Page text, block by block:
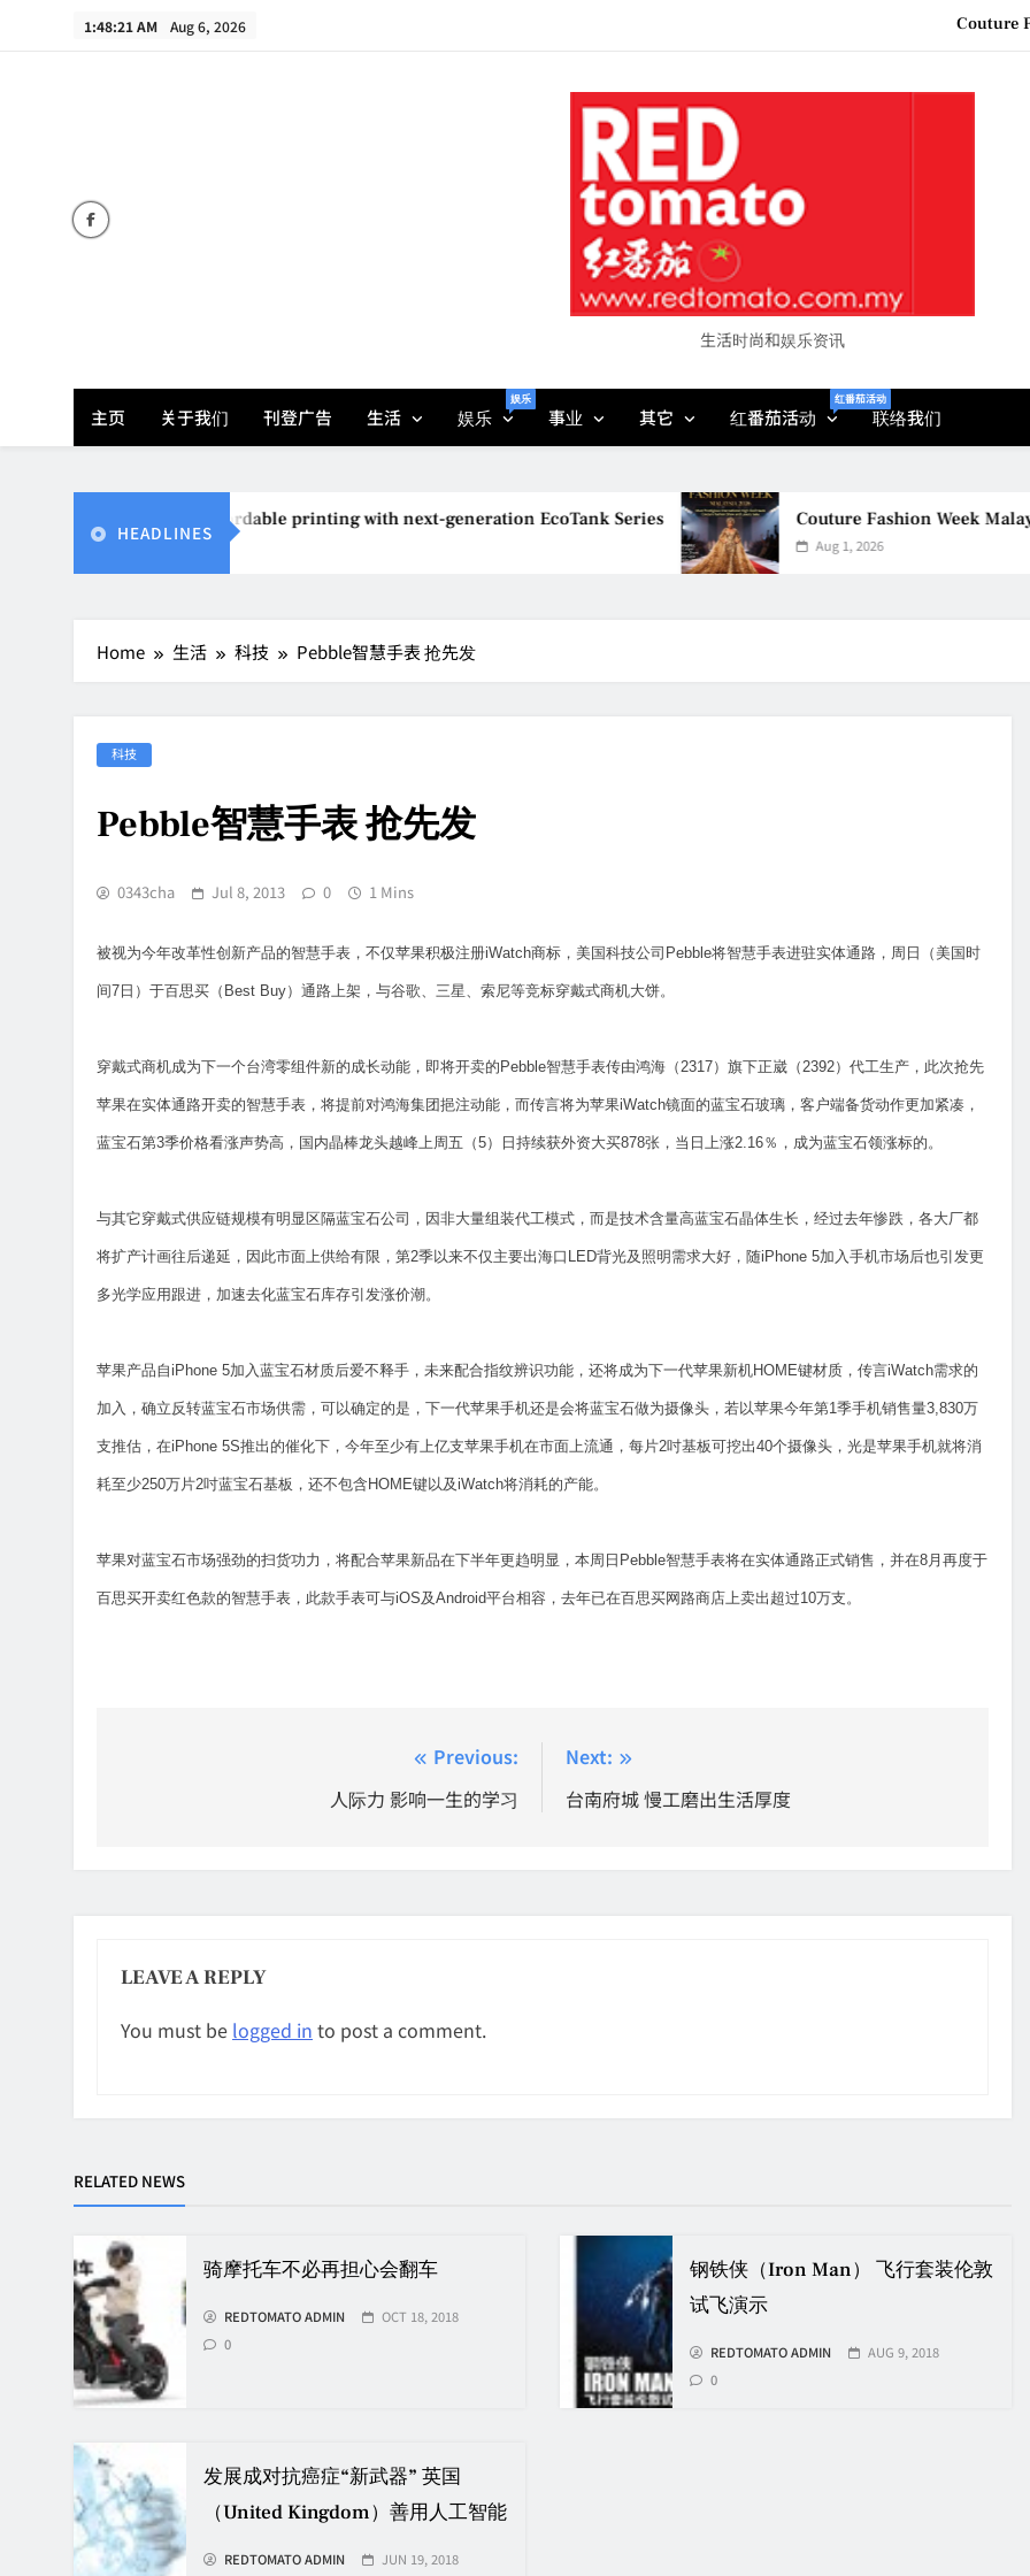
1:48:22 AM Aug 6, 2026 Couture
Couture
“See Her Heal – 1,000 Untold
2026 全国房地产大奖创
生活时尚和娱乐资讯
主页 关于我们 刊登广告 生活 娱乐
娱乐
事业 其它 红番茄活动
红番茄活动
联络我们
HEADLINES
Epson reinvents affordable printing with next-generation EcoTank Series
Aug 4, 2026
Couture Fashion Week
Aug 1, 2026
Home 生活 科技 Pebble智慧手表 抢先发
科技
Pebble智慧手表 抢先发
0343cha Jul 8, 2013 0 1 Mins
被视为今年改革性创新产品的智慧手表，不仅苹果积极注册iWatch商标，美国科技公司Pebble将智慧手表进驻实体通路，周日（美国时
间7日）于百思买（Best Buy）通路上架，与谷歌、三星、索尼等竞标穿戴式商机大饼。
穿戴式商机成为下一个台湾零组件新的成长动能，即将开卖的Pebble智慧手表传由鸿海（2317）旗下正崴（2392）代工生产，此次抢先
苹果在实体通路开卖的智慧手表，将提前对鸿海集团挹注动能，而传言将为苹果iWatch镜面的蓝宝石玻璃，客户端备货动作更加紧凑，
蓝宝石第3季价格看涨声势高，国内晶棒龙头越峰上周五（5）日持续获外资大买878张，当日上涨2.16％，成为蓝宝石领涨标的。
与其它穿戴式供应链规模有明显区隔蓝宝石公司，因非大量组装代工模式，而是技术含量高蓝宝石晶体生长，经过去年惨跌，各大厂都
将扩产计画往后递延，因此市面上供给有限，第2季以来不仅主要出海口LED背光及照明需求大好，随iPhone 5加入手机市场后也引发更
多光学应用跟进，加速去化蓝宝石库存引发涨价潮。
苹果产品自iPhone 5加入蓝宝石材质后爱不释手，未来配合指纹辨识功能，还将成为下一代苹果新机HOME键材质，传言iWatch需求的
加入，确立反转蓝宝石市场供需，可以确定的是，下一代苹果手机还是会将蓝宝石做为摄像头，若以苹果今年第1季手机销售量3,830万
支推估，在iPhone 5S推出的催化下，今年至少有上亿支苹果手机在市面上流通，每片2吋基板可挖出40个摄像头，光是苹果手机就将消
耗至少250万片2吋蓝宝石基板，还不包含HOME键以及iWatch将消耗的产能。
苹果对蓝宝石市场强劲的扫货功力，将配合苹果新品在下半年更趋明显，本周日Pebble智慧手表将在实体通路正式销售，并在8月再度于
百思买开卖红色款的智慧手表，此款手表可与iOS及Android平台相容，去年已在百思买网路商店上卖出超过10万支。
Previous:
人际力 影响一生的学习
Next:
台南府城 慢工磨出生活厚度
LEAVE A REPLY
You must be logged in to post a comment.
RELATED NEWS
骑摩托车不必再担心会翻车
REDTOMATO ADMIN
OCT 18, 2018
0
钢铁侠（Iron Man） 飞行套装伦敦
试飞演示
REDTOMATO ADMIN
AUG 9, 2018
0
发展成对抗癌症“新武器” 英国
（United Kingdom）善用人工智能
REDTOMATO ADMIN JUN 19, 2018